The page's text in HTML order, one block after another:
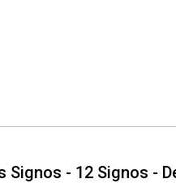
Signos - 12 Signos -